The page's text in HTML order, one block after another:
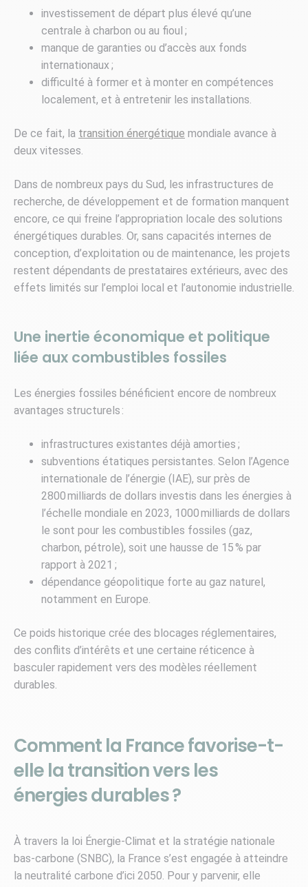
investissement de départ plus élevé qu’une
centrale à charbon ou au fioul ;
manque de garanties ou d’accès aux fonds
internationaux ;
difficulté à former et à monter en compétences
localement, et à entretenir les installations.
De ce fait, la transition énergétique mondiale avance à
deux vitesses.
Dans de nombreux pays du Sud, les infrastructures de
recherche, de développement et de formation manquent
encore, ce qui freine l’appropriation locale des solutions
énergétiques durables. Or, sans capacités internes de
conception, d’exploitation ou de maintenance, les projets
restent dépendants de prestataires extérieurs, avec des
effets limités sur l’emploi local et l’autonomie industrielle.
Une inertie économique et politique
liée aux combustibles fossiles
Les énergies fossiles bénéficient encore de nombreux
avantages structurels :
infrastructures existantes déjà amorties ;
subventions étatiques persistantes. Selon l’Agence
internationale de l’énergie (IAE), sur près de
2800 milliards de dollars investis dans les énergies à
l’échelle mondiale en 2023, 1000 milliards de dollars
le sont pour les combustibles fossiles (gaz,
charbon, pétrole), soit une hausse de 15 % par
rapport à 2021 ;
dépendance géopolitique forte au gaz naturel,
notamment en Europe.
Ce poids historique crée des blocages réglementaires,
des conflits d’intérêts et une certaine réticence à
basculer rapidement vers des modèles réellement
durables.
Comment la France favorise-t-
elle la transition vers les
énergies durables ?
À travers la loi Énergie-Climat et la stratégie nationale
bas-carbone (SNBC), la France s’est engagée à atteindre
la neutralité carbone d’ici 2050. Pour y parvenir, elle